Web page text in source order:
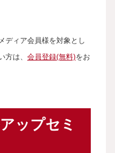
ディア会員様を対象とし
方は、 会員登録(無料)をお
ップセミ